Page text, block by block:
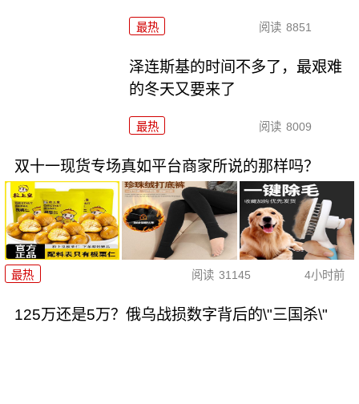
最热 阅读 8851
泽连斯基的时间不多了，最艰难
的冬天又要来了
最热 阅读 8009
双十一现货专场真如平台商家所说的那样吗？
最热 阅读 31145 4小时前
125万还是5万？俄乌战损数字背后的\"三国杀\"